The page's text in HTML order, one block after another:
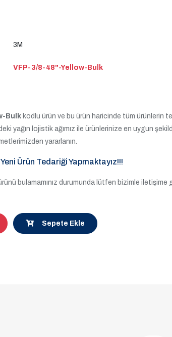
3M
VFP-3/8-48"-Yellow-Bulk
Bulk kodlu ürün ve bu ürün haricinde tüm ürünlerin
yağın lojistik ağımız ile ürünlerinize en uygun
yararlanın.
Ürün Tedariği Yapmaktayız!!!
bulamamınız durumunda lütfen bizimle iletişime
Sepete Ekle